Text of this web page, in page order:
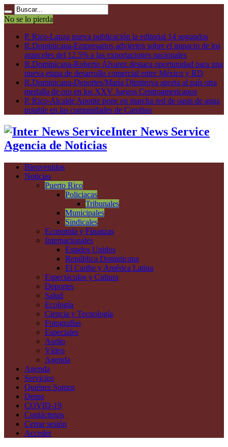
No se lo pierda
P. Rico-Lanza nueva publicación la editorial 14 segundos
R.Dominicana-Empresarios advierten sobre el impacto de los
aranceles del 12.5% a las exportaciones nacionales
R.Dominicana-Roberto Álvarez destaca oportunidad para una
nueva etapa de desarrollo comercial entre México y RD
R.Dominicana-Deportes/María Dimitrova aporta al país otra
medalla de oro en los XXV Juegos Centroamericanos
P. Rico-Alcalde Aponte pone en marcha red de oasis de agua
potable en las comunidades de Carolina
Inter News Service
Agencia de Noticias
Bienvenidos
Noticias
Puerto Rico
Policiacas
Tribunales
Municipales
Sindicales
Economía y Finanzas
Internacionales
Estados Unidos
República Dominicana
El Caribe y América Latina
Espectáculos y Cultura
Deportes
Salud
Ecología
Ciencia y Tecnología
Fotografías
Especiales
Audio
Vídeo
Agenda
Agenda
Servicios
Quiénes Somos
Demo
COVID-19
Contáctenos
Cerrar sesión
Acceder